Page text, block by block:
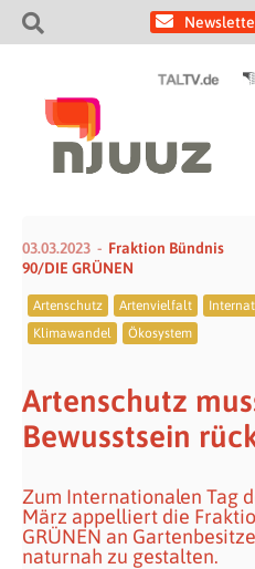
03.03.2023
Fraktion Bündnis
90/DIE GRÜNEN
Artenschutz Artenvielfalt
Klimawandel
Ökosystem
Artenschutz
Bewusstsein
Zum Internationalen Tag
März appelliert die
GRÜNEN an
naturnah zu gestalten.